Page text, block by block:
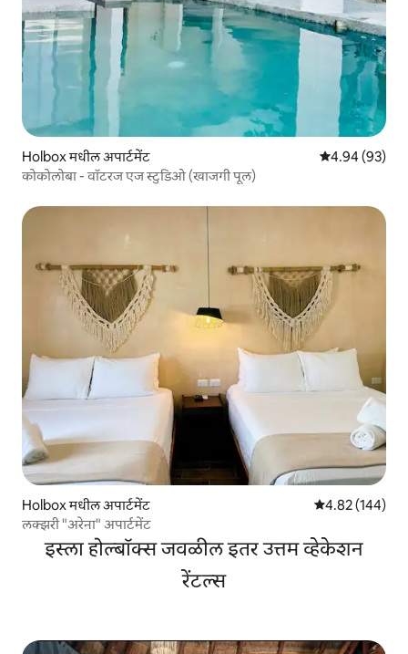
Holbox मधील अपार्टमेंट 5 पैकी 4.94
4.94 (93)
कोकोलोबा - वॉटरज एज स्टुडिओ (खाजगी पूल)
Holbox मधील अपार्टमेंट 5 पैकी 4.82
4.82 (144)
लक्झरी "अरेना" अपार्टमेंट
इस्ला होल्बॉक्स जवळील इतर उत्तम व्हेकेशन
रेंटल्स